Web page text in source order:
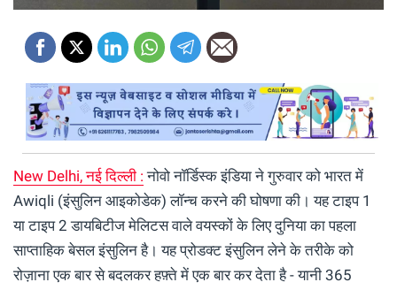
New Delhi, नई दिल्ली : नोवो नॉर्डिस्क इंडिया ने गुरुवार को भारत में
Awiqli (इंसुलिन आइकोडेक) लॉन्च करने की घोषणा की। यह टाइप 1
या टाइप 2 डायबिटीज मेलिटस वाले वयस्कों के लिए दुनिया का पहला
साप्ताहिक बेसल इंसुलिन है। यह प्रोडक्ट इंसुलिन लेने के तरीके को
रोज़ाना एक बार से बदलकर हफ़्ते में एक बार कर देता है - यानी 365